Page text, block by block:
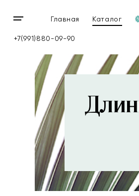
Открыть
меню
Главная Каталог
+7(991)880-09-90